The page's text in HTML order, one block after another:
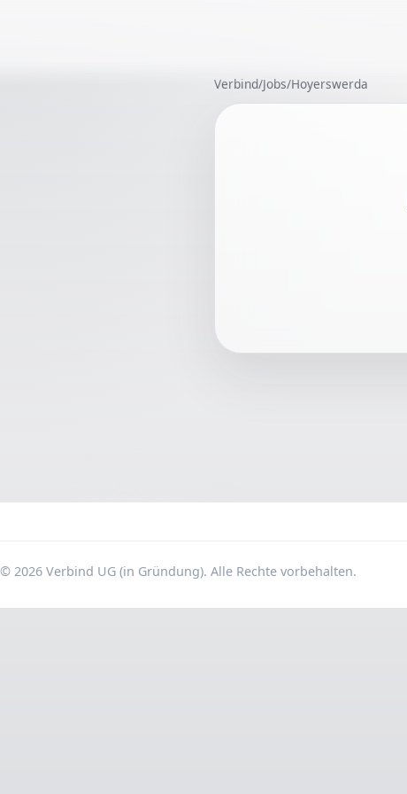
Verbind/Jobs/Hoyerswerda
© 2026 Verbind UG (in Gründung). Alle Rechte vorbehalten.